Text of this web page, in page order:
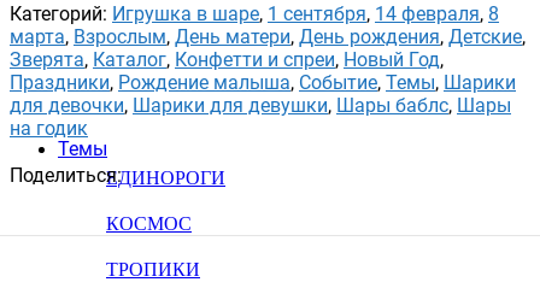
Темы
ЕДИНОРОГИ
КОСМОС
ТРОПИКИ
Категорий: Игрушка в шаре, 1 сентября, 14 февраля, 8
марта, Взрослым, День матери, День рождения, Детские,
Зверята, Каталог, Конфетти и спреи, Новый Год,
Праздники, Рождение малыша, Событие, Темы, Шарики
для девочки, Шарики для девушки, Шары баблс, Шары
на годик
Поделиться: